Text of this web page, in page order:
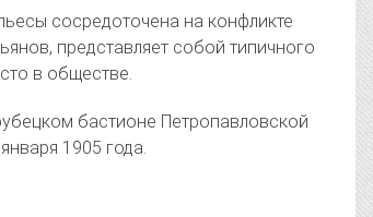
сосредоточена на конфликте
представляет собой типичного
в обществе.
бастионе Петропавловской
1905 года.